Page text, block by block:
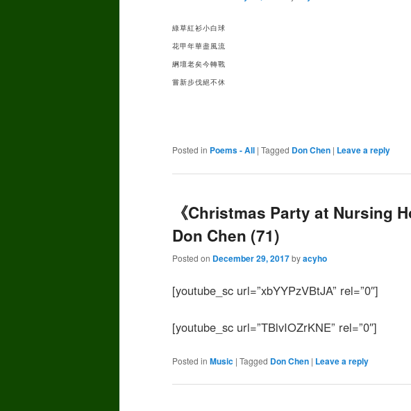
綠草紅衫小白球
花甲年華盡風流
䋞壇老矣今轉戰
嘗新步伐絕不休
Posted in Poems - All | Tagged Don Chen | Leave a reply
《Christmas Party at Nursing
Don Chen (71)
Posted on December 29, 2017byacyho
[youtube_sc url=”xbYYPzVBtJA” rel=”0″]
[youtube_sc url=”TBlvIOZrKNE” rel=”0″]
Posted in Music | Tagged Don Chen | Leave a reply